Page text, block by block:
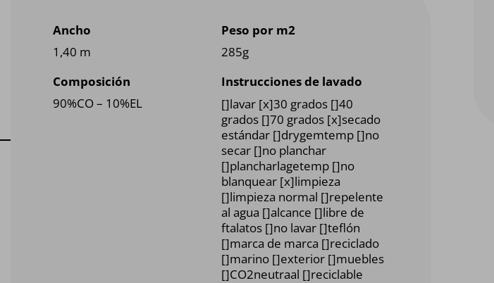
Ancho
1,40 m
Peso por m2
285g
Composición
90%CO – 10%EL
Instrucciones de lavado
[]lavar [x]30 grados []40
grados []70 grados [x]secado
estándar []drygemtemp []no
secar []no planchar
[]plancharlagetemp []no
blanquear [x]limpieza
[]limpieza normal []repelente
al agua []alcance []libre de
ftalatos []no lavar []teflón
[]marca de marca []reciclado
[]marino []exterior []muebles
[]CO2neutraal []reciclable